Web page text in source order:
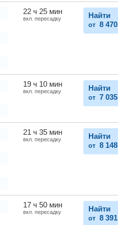
22 ч 25 мин
вкл. пересадку Найти
от 8 470
19 ч 10 мин
вкл. пересадку Найти
от 7 035
21 ч 35 мин
вкл. пересадку Найти
от 8 148
17 ч 50 мин
вкл. пересадку Найти
от 8 391